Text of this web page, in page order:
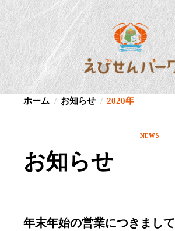
ホーム お知らせ 2020年
NEWS
お知らせ
年末年始の営業につきまして